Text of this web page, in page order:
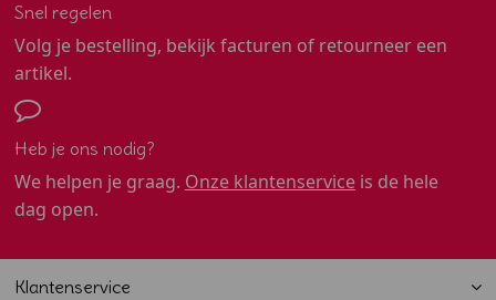
Snel regelen
Volg je bestelling, bekijk facturen of retourneer een
artikel.
Heb je ons nodig?
We helpen je graag. Onze klantenserviceis de hele
dag open.
Klantenservice